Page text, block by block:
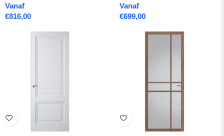
Vanaf
€816,00
Vanaf
€699,00